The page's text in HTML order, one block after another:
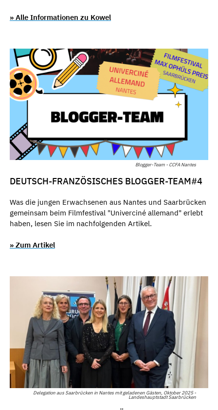
» Alle Informationen zu Kowel
Blogger-Team - CCFA Nantes
DEUTSCH-FRANZÖSISCHES BLOGGER-TEAM#4
Was die jungen Erwachsenen aus Nantes und Saarbrücken
gemeinsam beim Filmfestival "Univerciné allemand" erlebt
haben, lesen Sie im nachfolgenden Artikel.
» Zum Artikel
Delegation aus Saarbrücken in Nantes mit geladenen Gästen, Oktober 2025 -
Landeshauptstadt Saarbrücken